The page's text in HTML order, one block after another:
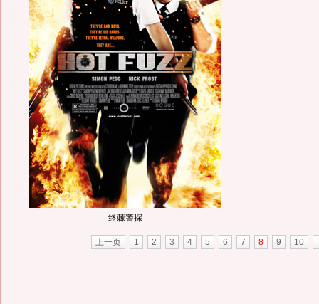
终棘警探
上一页 1 2 3 4 5 6 7 8 9 10